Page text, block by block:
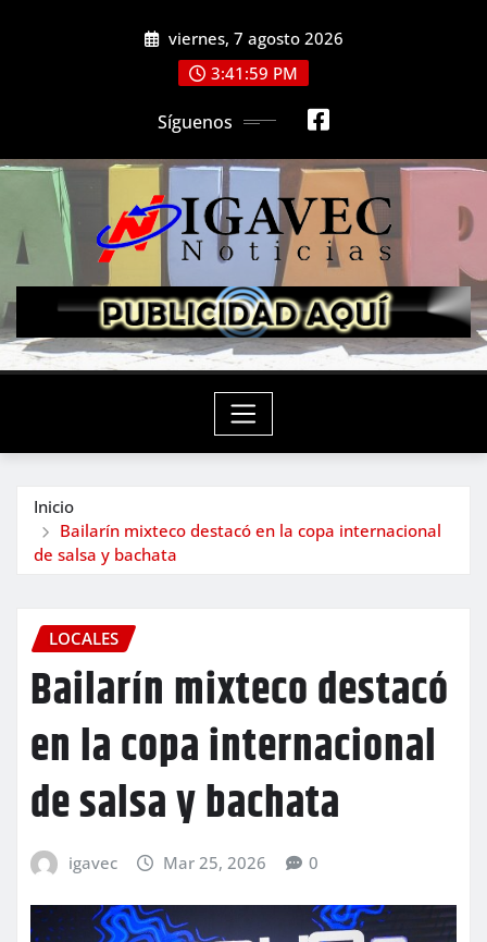
viernes, 7 agosto 2026
3:42:00 PM
Síguenos
Inicio
Bailarín mixteco destacó en la copa internacional
de salsa y bachata
LOCALES
Bailarín mixteco destacó
en la copa internacional
de salsa y bachata
igavec Mar 25, 2026 0